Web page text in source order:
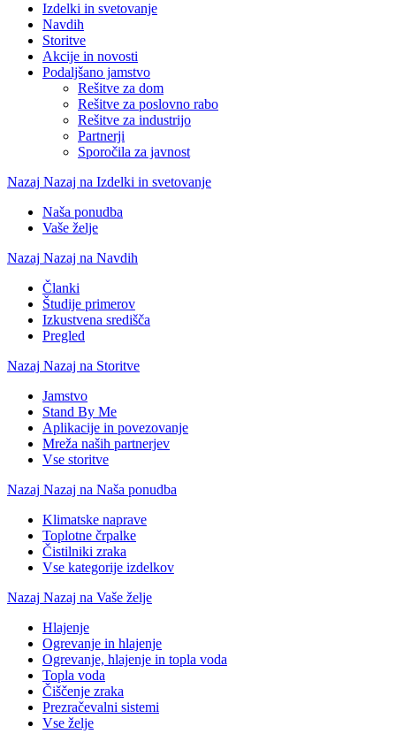
Izdelki in svetovanje
Navdih
Storitve
Akcije in novosti
Podaljšano jamstvo
Rešitve za dom
Rešitve za poslovno rabo
Rešitve za industrijo
Partnerji
Sporočila za javnost
Nazaj Nazaj na Izdelki in svetovanje
Naša ponudba
Vaše želje
Nazaj Nazaj na Navdih
Članki
Študije primerov
Izkustvena središča
Pregled
Nazaj Nazaj na Storitve
Jamstvo
Stand By Me
Aplikacije in povezovanje
Mreža naših partnerjev
Vse storitve
Nazaj Nazaj na Naša ponudba
Klimatske naprave
Toplotne črpalke
Čistilniki zraka
Vse kategorije izdelkov
Nazaj Nazaj na Vaše želje
Hlajenje
Ogrevanje in hlajenje
Ogrevanje, hlajenje in topla voda
Topla voda
Čiščenje zraka
Prezračevalni sistemi
Vse želje